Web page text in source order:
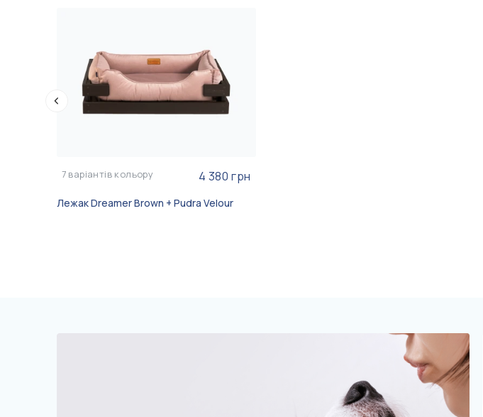
7 варіантів кольору 4 380 грн
Лежак Dreamer Brown + Pudra Velour